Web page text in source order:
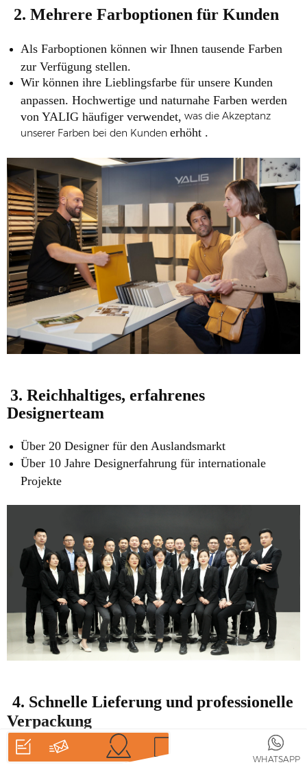
2. Mehrere Farboptionen für Kunden
Als Farboptionen können wir Ihnen tausende Farben
zur Verfügung stellen.
Wir können ihre Lieblingsfarbe für unsere Kunden
anpassen. Hochwertige und naturnahe Farben werden
von YALIG häufiger verwendet, was die Akzeptanz
unserer Farben bei den Kunden erhöht .
3. Reichhaltiges, erfahrenes
Designerteam
Über 20 Designer für den Auslandsmarkt
Über 10 Jahre Designerfahrung für internationale
Projekte
4. Schnelle Lieferung und professionelle
Verpackung
15-20 Werktage
für die Produktion
HEIM PRODUKTE WHATSAPP